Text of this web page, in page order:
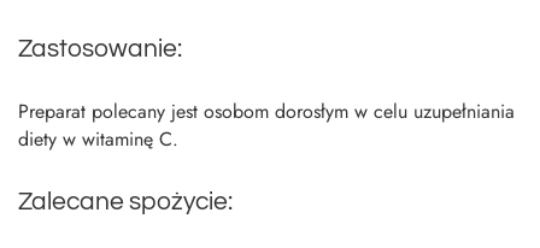
Zastosowanie:
Preparat polecany jest osobom dorosłym w celu uzupełniania
diety w witaminę C.
Zalecane spożycie: